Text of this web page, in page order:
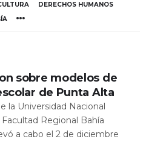
DERECHOS HUMANOS
sobre modelos de
de Punta Alta
la Universidad Nacional
Regional Bahía
a cabo el 2 de diciembre